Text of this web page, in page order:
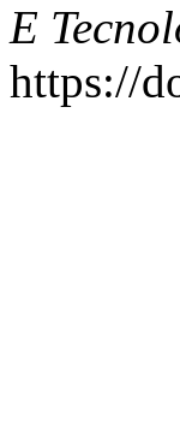
E
https://